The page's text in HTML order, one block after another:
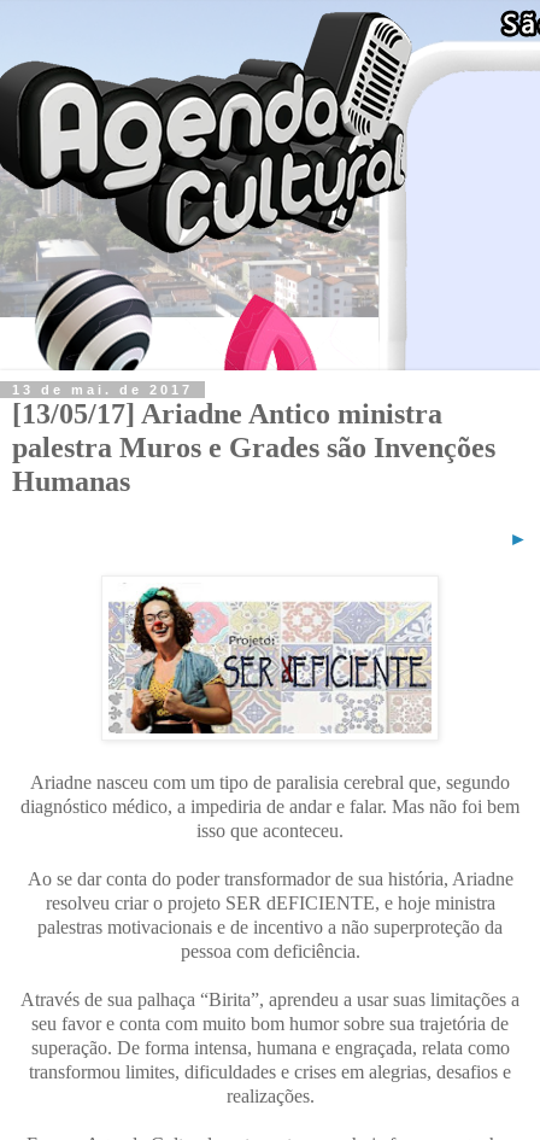
13 de mai. de 2017
[13/05/17] Ariadne Antico ministra
palestra Muros e Grades são Invenções
Humanas
►
Ariadne nasceu com um tipo de paralisia cerebral que, segundo
diagnóstico médico, a impediria de andar e falar. Mas não foi bem
isso que aconteceu.
Ao se dar conta do poder transformador de sua história, Ariadne
resolveu criar o projeto SER dEFICIENTE, e hoje ministra
palestras motivacionais e de incentivo a não superproteção da
pessoa com deficiência.
Através de sua palhaça “Birita”, aprendeu a usar suas limitações a
seu favor e conta com muito bom humor sobre sua trajetória de
superação. De forma intensa, humana e engraçada, relata como
transformou limites, dificuldades e crises em alegrias, desafios e
realizações.